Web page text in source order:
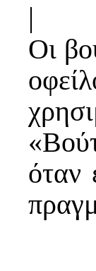
|
Οι
όταν